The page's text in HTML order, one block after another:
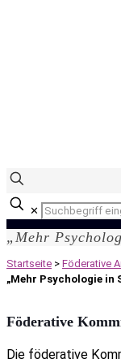
✕
„Mehr
Startseite > Föderative
„Mehr Psychologie in
Föderative
Die föderative